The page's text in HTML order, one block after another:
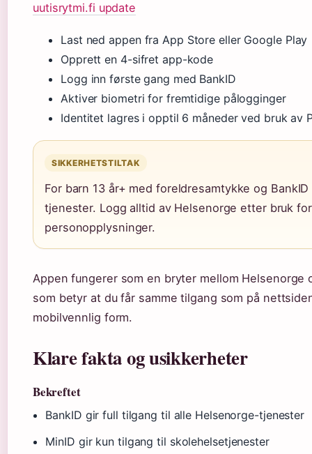
uutisrytmi.fi update
Last ned appen fra App Store eller Google Play
Opprett en 4-sifret app-kode
Logg inn første gang med BankID
Aktiver biometri for fremtidige pålogginger
Identitet lagres i opptil 6 måneder ved bruk av
SIKKERHETSTILTAK
For barn 13 år+ med foreldresamtykke og
tjenester. Logg alltid av Helsenorge etter bruk
personopplysninger.
Appen fungerer som en bryter mellom Helsenorge
som betyr at du får samme tilgang som på
mobilvennlig form.
Klare fakta og usikkerheter
Bekreftet
BankID gir full tilgang til alle Helsenorge-tjenester
MinID gir kun tilgang til skolehelsetjenester